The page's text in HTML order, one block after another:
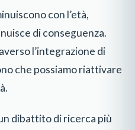
con l’età,
di conseguenza.
l’integrazione di
che possiamo riattivare
dibattito di ricerca più